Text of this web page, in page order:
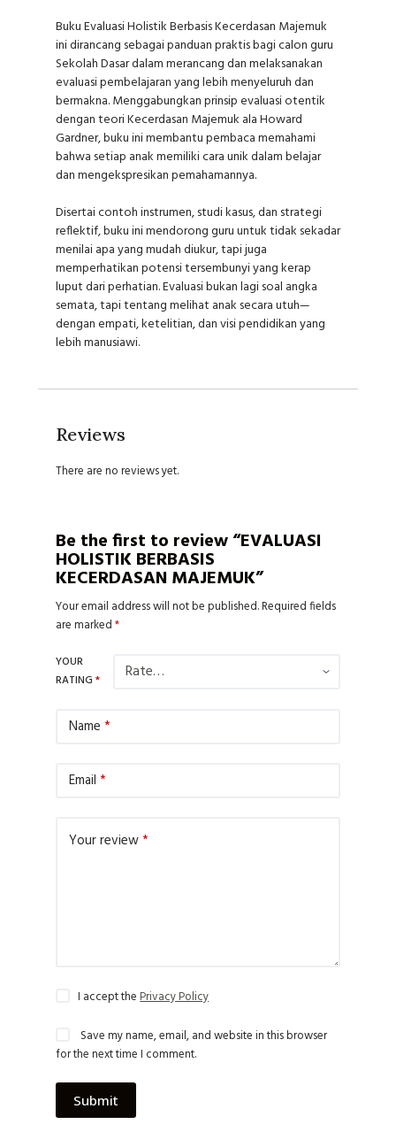
Buku Evaluasi Holistik Berbasis Kecerdasan Majemuk
ini dirancang sebagai panduan praktis bagi calon guru
Sekolah Dasar dalam merancang dan melaksanakan
evaluasi pembelajaran yang lebih menyeluruh dan
bermakna. Menggabungkan prinsip evaluasi otentik
dengan teori Kecerdasan Majemuk ala Howard
Gardner, buku ini membantu pembaca memahami
bahwa setiap anak memiliki cara unik dalam belajar
dan mengekspresikan pemahamannya.
Disertai contoh instrumen, studi kasus, dan strategi
reflektif, buku ini mendorong guru untuk tidak sekadar
menilai apa yang mudah diukur, tapi juga
memperhatikan potensi tersembunyi yang kerap
luput dari perhatian. Evaluasi bukan lagi soal angka
semata, tapi tentang melihat anak secara utuh—
dengan empati, ketelitian, dan visi pendidikan yang
lebih manusiawi.
Reviews
There are no reviews yet.
Be the first to review “EVALUASI
HOLISTIK BERBASIS
KECERDASAN MAJEMUK”
Your email address will not be published.Required fields
are marked*
YOUR
RATING *
Name *
Email *
Your review*
I accept thePrivacy Policy
Save my name, email, and website in this browser
for the next time I comment.
Submit